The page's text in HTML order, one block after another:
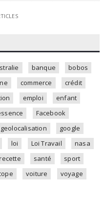
banque
bobos
commerce
crédit
emploi
enfant
Facebook
geolocalisation
google
loi Loi Travail
nasa
santé
sport
voiture
voyage